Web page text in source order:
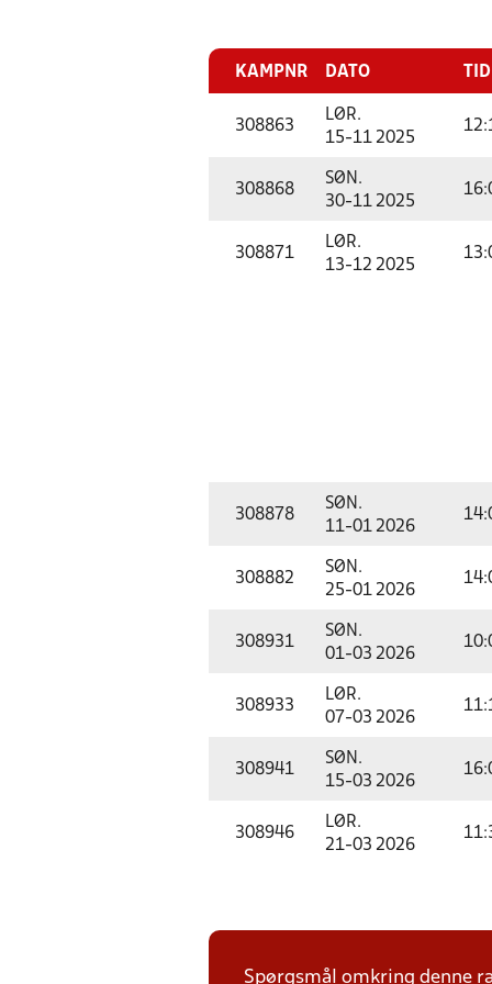
KAMPNR DATO TID
308863
LØR.
15-11 2025
308868
SØN.
30-11 2025
308871
LØR.
13-12 2025
308878
SØN.
11-01 2026
308882
SØN.
25-01 2026
308931
SØN.
01-03 2026
308933
LØR.
07-03 2026
308941
SØN.
15-03 2026
308946
LØR.
21-03 2026
Spørgsmål omkring denne